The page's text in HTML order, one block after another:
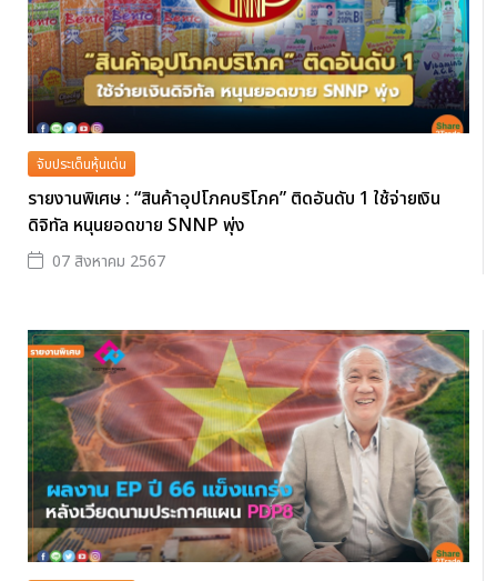
จับประเด็นหุ้นเด่น
รายงานพิเศษ : “สินค้าอุปโภคบริโภค” ติดอันดับ 1 ใช้จ่ายเงิน
ดิจิทัล หนุนยอดขาย SNNP พุ่ง
07 สิงหาคม 2567